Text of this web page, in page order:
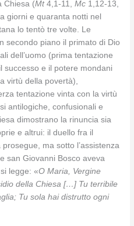
Chiesa (Mt4,1-11,Mc 1,12-13,
giorni e quaranta notti nel
lo tentò tre volte. Le
secondo piano il primato di Dio
dell’uomo (prima tentazione
successo e il potere mondani
virtù della povertà),
tentazione vinta con la virtù
antilogiche, confusionali e
dimostrano la rinuncia sia
e altrui: il duello fra il
ma sotto l’assistenza
san Giovanni Bosco aveva
legge: «O Maria, Vergine
della Chiesa […] Tu terribile
Tu sola hai distrutto ogni